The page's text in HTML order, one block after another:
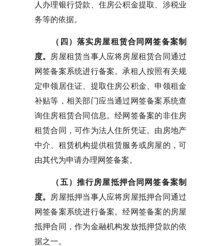
人办理银行贷款、住房公积金提取、涉税业
务等的依据。
（四）落实房屋租赁合同网签备案制
度。 房屋租赁当事人应将房屋租赁合同通过
网签备案系统进行备案。承租人按照有关规
定申领居住证、提取住房公积金、申领租金
补贴等，相关部门应当通过网签备案系统查
询住房租赁合同信息。经网签备案的非住房
租赁合同，可作为法人住所凭证。由房地产
中介、租赁机构提供租赁服务或房屋的，可
由其代为申请办理网签备案。
（五）推行房屋抵押合同网签备案制
度。 房屋抵押当事人应将房屋抵押合同通过
网签备案系统进行备案。经网签备案的房屋
抵押合同，作为金融机构发放抵押贷款的依
据之一。